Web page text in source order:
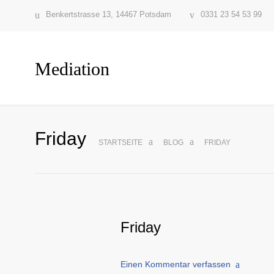
Benkertstrasse 13, 14467 Potsdam 0331 23 54 53 99
Mediation
Friday STARTSEITE BLOG FRIDAY
Friday
Einen Kommentar verfassen